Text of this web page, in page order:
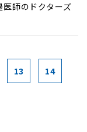
師のドクターズ
13 14